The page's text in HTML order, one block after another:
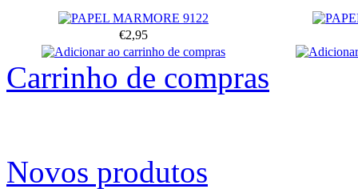
€2,95
Carrinho de compras
Novos produtos